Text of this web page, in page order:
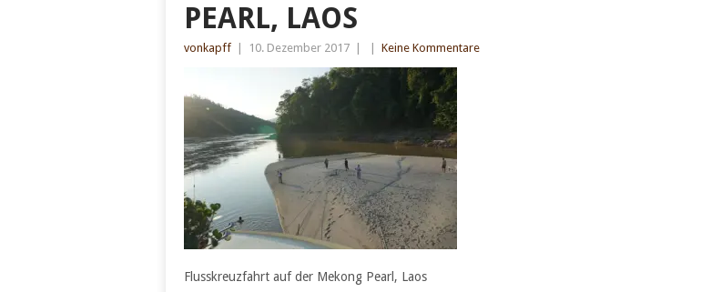
PEARL, LAOS
vonkapff 10. Dezember 2017 Keine Kommentare
Flusskreuzfahrt auf der Mekong Pearl, Laos